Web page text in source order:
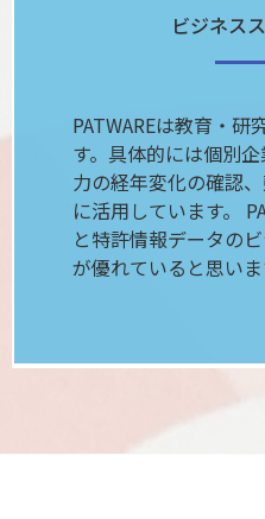
ビジネス
PATWAREは教育・研
す。具体的には個別
力の経年変化の確認
に活用しています。
と特許情報データの
が優れていると思いま